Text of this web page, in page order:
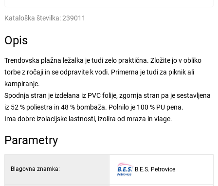
Kataloška številka:239011
Opis
Trendovska plažna ležalka je tudi zelo praktična. Zložite jo v obliko
torbe z ročaji in se odpravite k vodi. Primerna je tudi za piknik ali
kampiranje.
Spodnja stran je izdelana iz PVC folije, zgornja stran pa je sestavljena
iz 52 % poliestra in 48 % bombaža. Polnilo je 100 % PU pena.
Ima dobre izolacijske lastnosti, izolira od mraza in vlage.
Parametry
Blagovna znamka: B.E.S. Petrovice